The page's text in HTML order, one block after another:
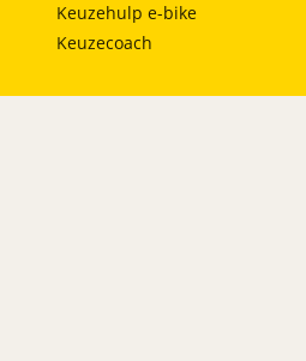
Keuzehulp e-bike
Keuzecoach